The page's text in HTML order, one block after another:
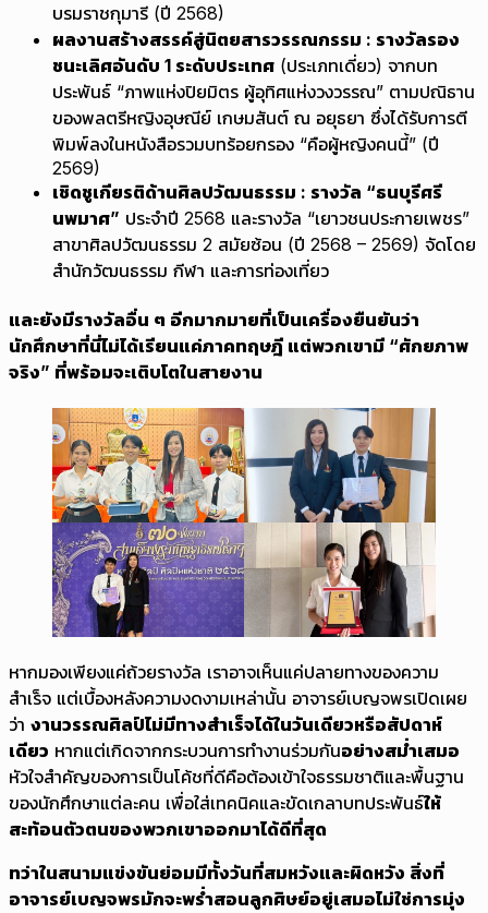
บรมราชกุมารี (ปี 2568)
ผลงานสร้างสรรค์สู่นิตยสารวรรณกรรม : รางวัลรอง
ชนะเลิศอันดับ 1 ระดับประเทศ (ประเภทเดี่ยว) จากบท
ประพันธ์ “ภาพแห่งปิยมิตร ผู้อุทิศแห่งวงวรรณ” ตามปณิธาน
ของพลตรีหญิงอุษณีย์ เกษมสันต์ ณ อยุธยา ซึ่งได้รับการตี
พิมพ์ลงในหนังสือรวมบทร้อยกรอง “คือผู้หญิงคนนี้” (ปี
2569)
เชิดชูเกียรติด้านศิลปวัฒนธรรม : รางวัล “ธนบุรีศรี
นพมาศ” ประจำปี 2568 และรางวัล “เยาวชนประกายเพชร”
สาขาศิลปวัฒนธรรม 2 สมัยซ้อน (ปี 2568 – 2569) จัดโดย
สำนักวัฒนธรรม กีฬา และการท่องเที่ยว
และยังมีรางวัลอื่น ๆ อีกมากมายที่เป็นเครื่องยืนยันว่า
นักศึกษาที่นี่ไม่ได้เรียนแค่ภาคทฤษฎี แต่พวกเขามี “ศักยภาพ
จริง” ที่พร้อมจะเติบโตในสายงาน
หากมองเพียงแค่ถ้วยรางวัล เราอาจเห็นแค่ปลายทางของความ
สำเร็จ แต่เบื้องหลังความงดงามเหล่านั้น อาจารย์เบญจพรเปิดเผย
ว่า งานวรรณศิลป์ไม่มีทางสำเร็จได้ในวันเดียวหรือสัปดาห์
เดียว หากแต่เกิดจากกระบวนการทำงานร่วมกันอย่างสม่ำเสมอ
หัวใจสำคัญของการเป็นโค้ชที่ดีคือต้องเข้าใจธรรมชาติและพื้นฐาน
ของนักศึกษาแต่ละคน เพื่อใส่เทคนิคและขัดเกลาบทประพันธ์ให้
สะท้อนตัวตนของพวกเขาออกมาได้ดีที่สุด
ทว่าในสนามแข่งขันย่อมมีทั้งวันที่สมหวังและผิดหวัง สิ่งที่
อาจารย์เบญจพรมักจะพร่ำสอนลูกศิษย์อยู่เสมอไม่ใช่การมุ่ง